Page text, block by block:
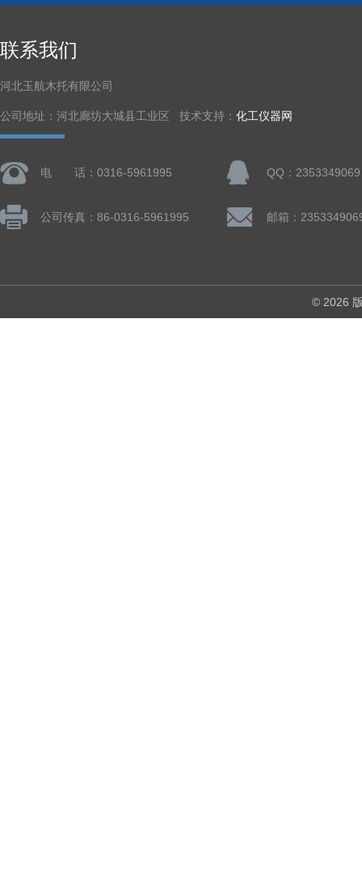
联系我们
河北玉航木托有限公司
公司地址：河北廊坊大城县工业区 技术支持： 化工仪器网
电 话：0316-5961995 QQ：2353349069
公司传真：86-0316-5961995 邮箱：
© 2026